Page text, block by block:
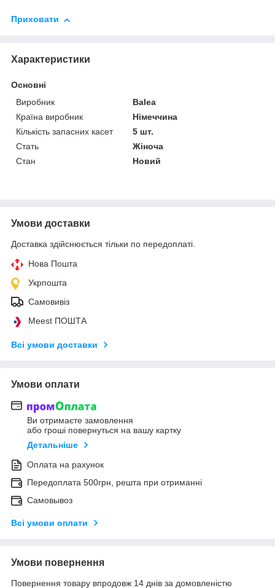
Приховати
Характеристики
Основні
Виробник
Balea
Країна виробник
Німеччина
Кількість запасних касет
5 шт.
Стать
Жіноча
Стан
Новий
Умови доставки
Доставка здійснюється тільки по передоплаті.
Нова Пошта
Укрпошта
Самовивіз
Meest ПОШТА
Всі умови доставки
Умови оплати
Ви отримаєте замовлення
або гроші повернуться на вашу картку
Детальніше
Оплата на рахунок
Передоплата 500грн, решта при отриманні
Самовывоз
Всі умови оплати
Умови повернення
Повернення товару впродовж 14 днів за домовленістю